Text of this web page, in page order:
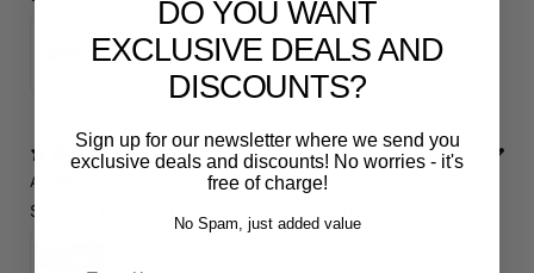
RS3 Emblem - 3D Black Edition - Schwarz/Schwarz Logo Modellschriftzug
13 days ago
A.E.
Purchased 20 days ago
Schnelle Lieferung. Alles wie beschrieben. Top.
DO YOU WANT
EXCLUSIVE DEALS AND
DISCOUNTS?
Sign up for our newsletter where we send you
exclusive deals and discounts! No worries - it's
free of charge!
No Spam, just added value